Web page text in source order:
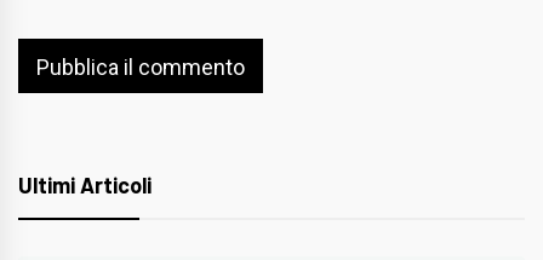
Ultimi Articoli